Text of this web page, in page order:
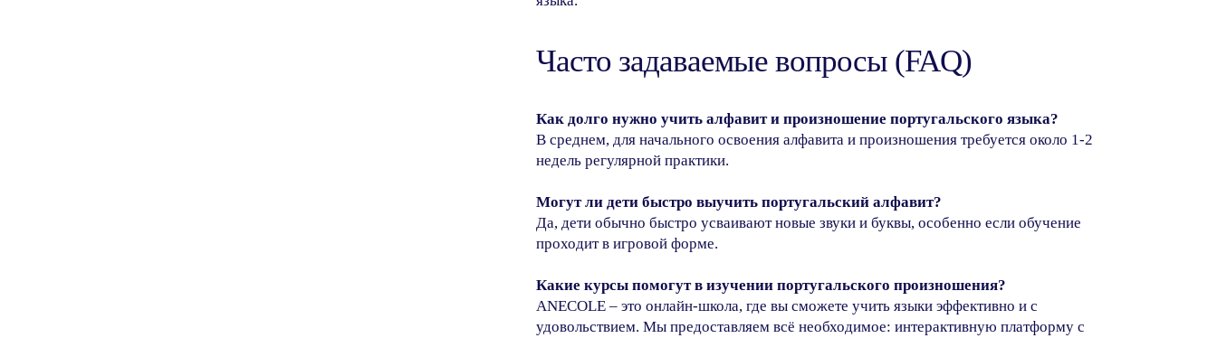
Часто задаваемые вопросы (FAQ)
Как долго нужно учить алфавит и произношение португальского языка?
В среднем, для начального освоения алфавита и произношения требуется около 1-2
недель регулярной практики.
Могут ли дети быстро выучить португальский алфавит?
Да, дети обычно быстро усваивают новые звуки и буквы, особенно если обучение
проходит в игровой форме.
Какие курсы помогут в изучении португальского произношения?
ANECOLE – это онлайн-школа, где вы сможете учить языки эффективно и с
удовольствием. Мы предоставляем всё необходимое: интерактивную платформу с